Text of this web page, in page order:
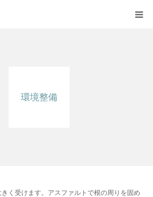
環境整備
く受けます。アスファルトで根の周りを固め